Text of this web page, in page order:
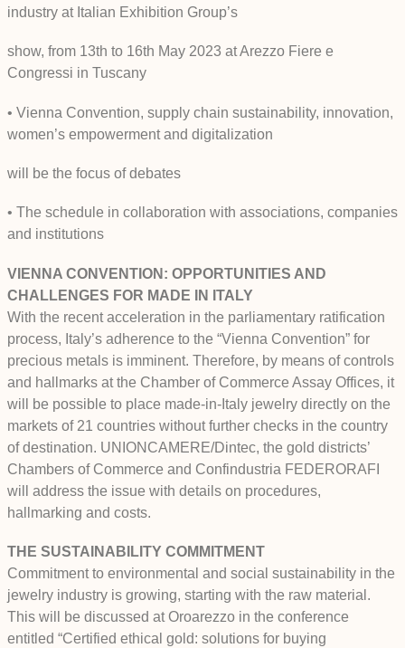
industry at Italian Exhibition Group’s
show, from 13th to 16th May 2023 at Arezzo Fiere e
Congressi in Tuscany
• Vienna Convention, supply chain sustainability, innovation,
women’s empowerment and digitalization
will be the focus of debates
• The schedule in collaboration with associations, companies
and institutions
VIENNA CONVENTION: OPPORTUNITIES AND
CHALLENGES FOR MADE IN ITALY
With the recent acceleration in the parliamentary ratification
process, Italy’s adherence to the “Vienna Convention” for
precious metals is imminent. Therefore, by means of controls
and hallmarks at the Chamber of Commerce Assay Offices, it
will be possible to place made-in-Italy jewelry directly on the
markets of 21 countries without further checks in the country
of destination. UNIONCAMERE/Dintec, the gold districts’
Chambers of Commerce and Confindustria FEDERORAFI
will address the issue with details on procedures,
hallmarking and costs.
THE SUSTAINABILITY COMMITMENT
Commitment to environmental and social sustainability in the
jewelry industry is growing, starting with the raw material.
This will be discussed at Oroarezzo in the conference
entitled “Certified ethical gold: solutions for buying